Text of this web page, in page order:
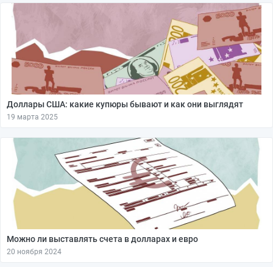
Доллары США: какие купюры бывают и как они выглядят
19 марта 2025
Можно ли выставлять счета в долларах и евро
20 ноября 2024